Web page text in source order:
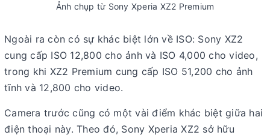
Ảnh chụp từ Sony Xperia XZ2 Premium
Ngoài ra còn có sự khác biệt lớn về ISO: Sony XZ2
cung cấp ISO 12,800 cho ảnh và ISO 4,000 cho video,
trong khi XZ2 Premium cung cấp ISO 51,200 cho ảnh
tĩnh và 12,800 cho video.
Camera trước cũng có một vài điểm khác biệt giữa hai
điện thoại này. Theo đó, Sony Xperia XZ2 sở hữu